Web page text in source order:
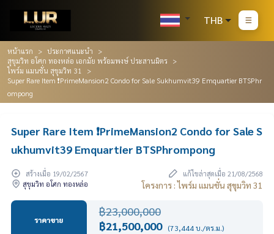
THB
หน้าแรก
ประกาศแนะนำ
สุขุมวิท อโศก ทองหล่อ เอกมัย พร้อมพงษ์ ประสานมิตร
ไพร์ม แมนชั่น สุขุมวิท 31
Super Rare Item ❗️PrimeMansion2 Condo for Sale Sukhumvit39 Emquartier BTSPhr
ompong
Super Rare Item ❗️PrimeMansion2 Condo for Sale S
ukhumvit39 Emquartier BTSPhrompong
สร้างเมื่อ 19/02/2567
แก้ไขล่าสุดเมื่อ 21/08/2568
สุขุมวิท อโศก ทองหล่อ
โครงการ : ไพร์ม แมนชั่น สุขุมวิท 31
ราคาขาย
฿23,000,000
฿21,500,000 (73,444 บ./ตร.ม.)